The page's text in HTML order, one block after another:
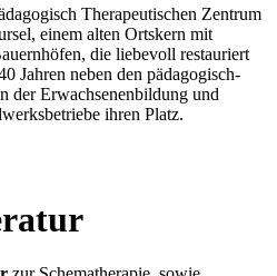
Therapeutischen Zentrum
einem alten Ortskern mit
die liebevoll restauriert
Jahren neben den pädagogisch-
der Erwachsenenbildung und
ihren Platz.